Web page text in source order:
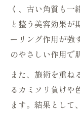
く、古い角質も
と整う美容効果が
ーリング作用が強
のやさしい作用で
また、施術を重ね
るカミソリ負けや
ます。結果として